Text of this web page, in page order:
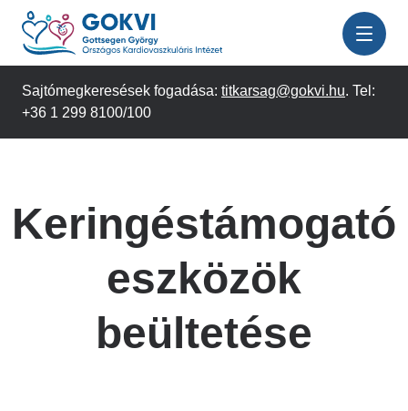
Ugrás
tartalomra
Sajtómegkeresések fogadása: titkarsag@gokvi.hu. Tel:
+36 1 299 8100/100
Keringéstámogató
eszközök
beültetése